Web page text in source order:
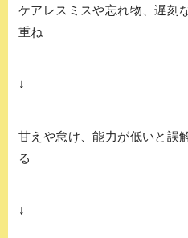
ケアレスミスや忘れ物、遅刻
重ね
↓
甘えや怠け、能力が低いと誤
る
↓